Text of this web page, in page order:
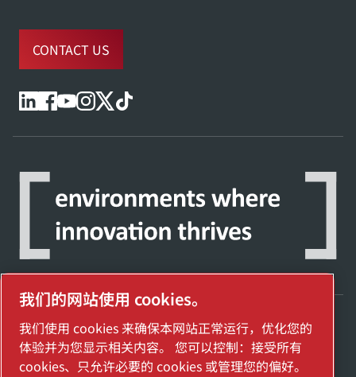
CONTACT US
探索阿特拉斯·科普柯集团如何利用科技变革
未来。
我们的网站使用 cookies。
我们使用 cookies 来确保本网站正常运行，优化您的
体验并为您显示相关内容。 您可以控制：接受所有
cookies、只允许必要的 cookies 或管理您的偏好。